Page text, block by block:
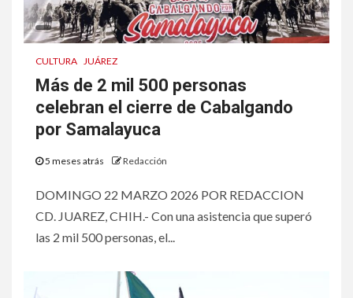
CULTURA JUÁREZ
Más de 2 mil 500 personas
celebran el cierre de Cabalgando
por Samalayuca
5 meses atrás Redacción
DOMINGO 22 MARZO 2026 POR REDACCION
CD. JUAREZ, CHIH.- Con una asistencia que superó
las 2 mil 500 personas, el...